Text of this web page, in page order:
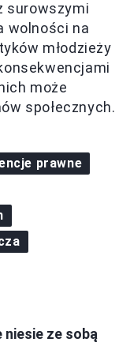
surowszymi
wolności na
młodzieży
może
społecznych.
prawne
ze sobą